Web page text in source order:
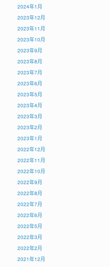
2024年1月
2023年12月
2023年11月
2023年10月
2023年9月
2023年8月
2023年7月
2023年6月
2023年5月
2023年4月
2023年3月
2023年2月
2023年1月
2022年12月
2022年11月
2022年10月
2022年9月
2022年8月
2022年7月
2022年6月
2022年5月
2022年3月
2022年2月
2021年12月